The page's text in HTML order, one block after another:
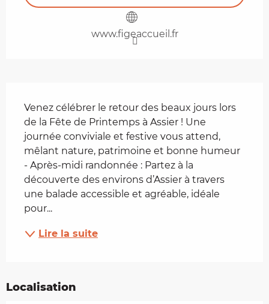
www.figeaccueil.fr
Venez célébrer le retour des beaux jours lors
de la Fête de Printemps à Assier ! Une
journée conviviale et festive vous attend,
mêlant nature, patrimoine et bonne humeur
- Après-midi randonnée : Partez à la
découverte des environs d’Assier à travers
une balade accessible et agréable, idéale
pour...
Lire la suite
Localisation